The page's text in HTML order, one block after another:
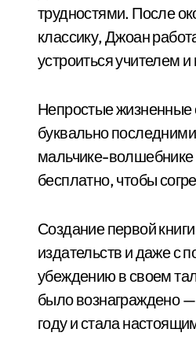
трудностями. После
классику, Джоан
устроиться учителем
Непростые жизненные
буквально
мальчике-волшебнике
бесплатно, чтобы
Создание первой
издательств и даже с
убеждению в своем
было вознаграждено —
году и стала